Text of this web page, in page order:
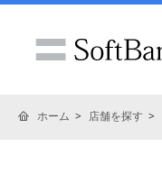
ホーム 店舗を探す